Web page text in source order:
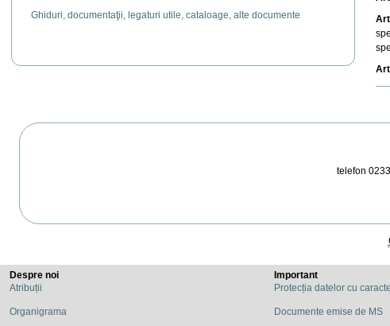
Ghiduri, documentaţii, legaturi utile, cataloage, alte documente
telefon
Despre noi
Atribuții
Organigrama
Important
Protecția datelor cu
Documente emise de MS